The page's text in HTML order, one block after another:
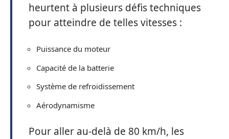
heurtent à plusieurs défis techniques
pour atteindre de telles vitesses :
Puissance du moteur
Capacité de la batterie
Système de refroidissement
Aérodynamisme
Pour aller au-delà de 80 km/h, les